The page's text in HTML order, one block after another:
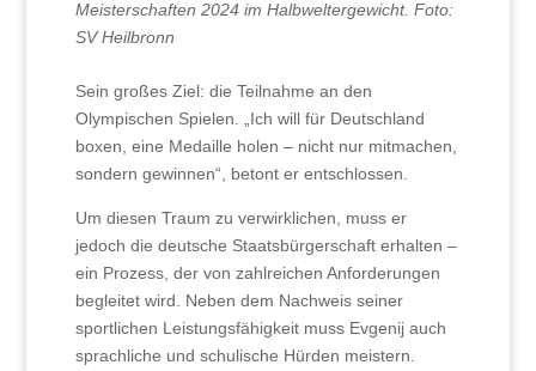
Meisterschaften 2024 im Halbweltergewicht. Foto:
SV Heilbronn
Sein großes Ziel: die Teilnahme an den
Olympischen Spielen. „Ich will für Deutschland
boxen, eine Medaille holen – nicht nur mitmachen,
sondern gewinnen“, betont er entschlossen.
Um diesen Traum zu verwirklichen, muss er
jedoch die deutsche Staatsbürgerschaft erhalten –
ein Prozess, der von zahlreichen Anforderungen
begleitet wird. Neben dem Nachweis seiner
sportlichen Leistungsfähigkeit muss Evgenij auch
sprachliche und schulische Hürden meistern.